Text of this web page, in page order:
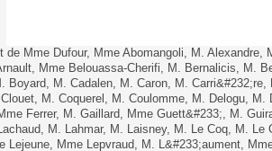
de Mme Dufour, Mme Abomangoli, M. Alexandre,
Mme Belouassa-Cherifi, M. Bernalicis, M.
Boyard, M. Cadalen, M. Caron, M.
M. Coquerel, M. Coulomme, M. Delogu,
Ferrer, M. Gaillard, Mme Guett&#233;, M.
M. Lahmar, M. Laisney, M. Le Coq, M. Le
Lejeune, Mme Lepvraud, M. L&#233;aument,